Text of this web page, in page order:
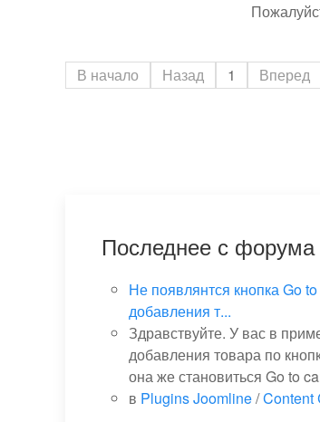
В начало Назад 1 Вперед
Последнее с форума
Не появлянтся кнопка Go
добавления т...
Здравствуйте. У вас в
добавления товара по
она же становиться Go to
в Plugins Joomline/Content